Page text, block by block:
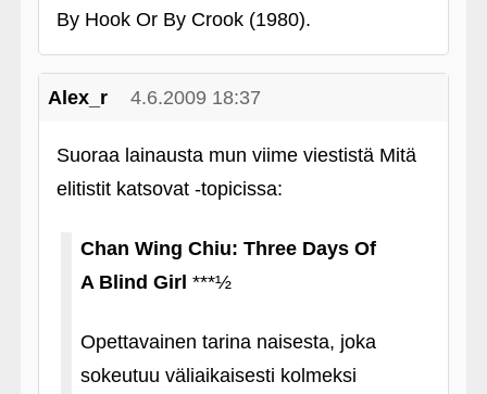
By Hook Or By Crook (1980).
Alex_r 4.6.2009 18:37
Suoraa lainausta mun viime viestistä Mitä
elitistit katsovat ‑topicissa:
Chan Wing Chiu: Three Days Of
A Blind Girl ***½
Opettavainen tarina naisesta, joka
sokeutuu väliaikaisesti kolmeksi